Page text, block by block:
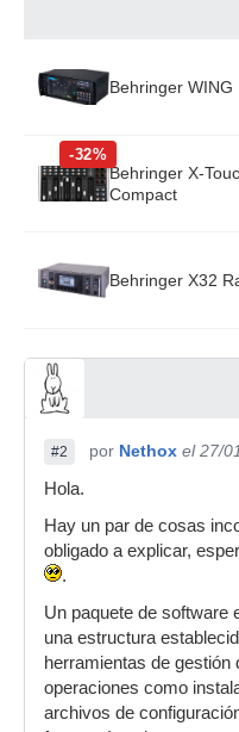
Behringer WING
-32%
Behringer X-
Compact
Behringer X32
#2 por Nethox el 27/
Hola.
Hay un par de cosas
obligado a explicar,
.
Un paquete de software
una estructura
herramientas de
operaciones como
archivos de